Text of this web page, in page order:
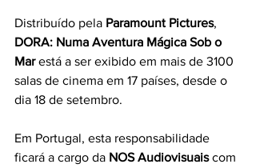
Distribuído pela Paramount Pictures,
DORA: Numa Aventura Mágica Sob o
Mar está a ser exibido em mais de 3100
salas de cinema em 17 países, desde o
dia 18 de setembro.
Em Portugal, esta responsabilidade
ficará a cargo da NOS Audiovisuais com